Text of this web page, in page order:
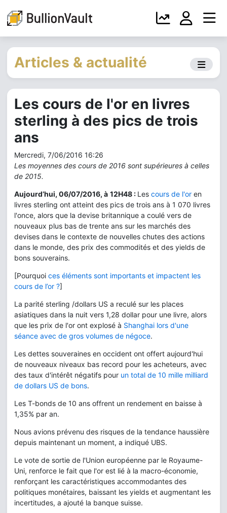
Articles & actualité
Les cours de l'or en livres
sterling à des pics de trois
ans
Mercredi, 7/06/2016 16:26
Les moyennes des cours de 2016 sont supérieures à celles
de 2015.
Aujourd’hui, 06/07/2016, à 12H48 : Les cours de l'or en
livres sterling ont atteint des pics de trois ans à 1 070 livres
l'once, alors que la devise britannique a coulé vers de
nouveaux plus bas de trente ans sur les marchés des
devises dans le contexte de nouvelles chutes des actions
dans le monde, des prix des commodités et des yields de
bons souverains.
[Pourquoi ces éléments sont importants et impactent les
cours de l’or ?]
La parité sterling /dollars US a reculé sur les places
asiatiques dans la nuit vers 1,28 dollar pour une livre, alors
que les prix de l'or ont explosé à Shanghai lors d'une
séance avec de gros volumes de négoce.
Les dettes souveraines en occident ont offert aujourd'hui
de nouveaux niveaux bas record pour les acheteurs, avec
des taux d'intérêt négatifs pour un total de 10 mille milliard
de dollars US de bons.
Les T-bonds de 10 ans offrent un rendement en baisse à
1,35% par an.
Nous avions prévenu des risques de la tendance haussière
depuis maintenant un moment, a indiqué UBS.
Le vote de sortie de l'Union européenne par le Royaume-
Uni, renforce le fait que l'or est lié à la macro-économie,
renforçant les caractéristiques accommodantes des
politiques monétaires, baissant les yields et augmentant les
incertitudes, a ajouté la banque suisse.